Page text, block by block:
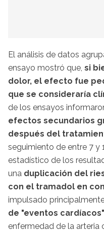
El análisis de datos
ensayo mostró que, si
dolor, el efecto fue
que se consideraría
de los ensayos
efectos secundarios
después del
seguimiento de entre 7 y
estadístico de los
una duplicación del
con el tramadol en
impulsado
de "eventos cardíacos"
enfermedad de la arteria